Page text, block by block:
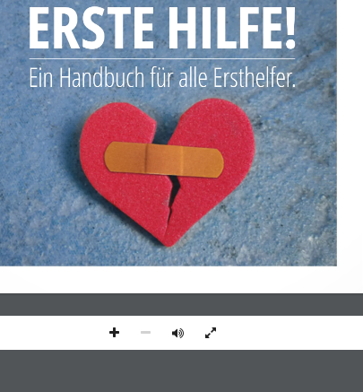
Ein Handbuch für alle Ersthelfer.
ERSTE HILFE!